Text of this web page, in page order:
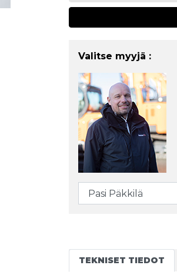
Valitse myyjä :
TEKNISET TIEDOT